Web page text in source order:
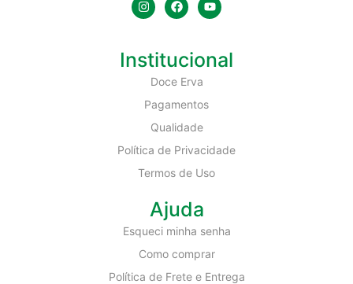
Institucional
Doce Erva
Pagamentos
Qualidade
Política de Privacidade
Termos de Uso
Ajuda
Esqueci minha senha
Como comprar
Política de Frete e Entrega